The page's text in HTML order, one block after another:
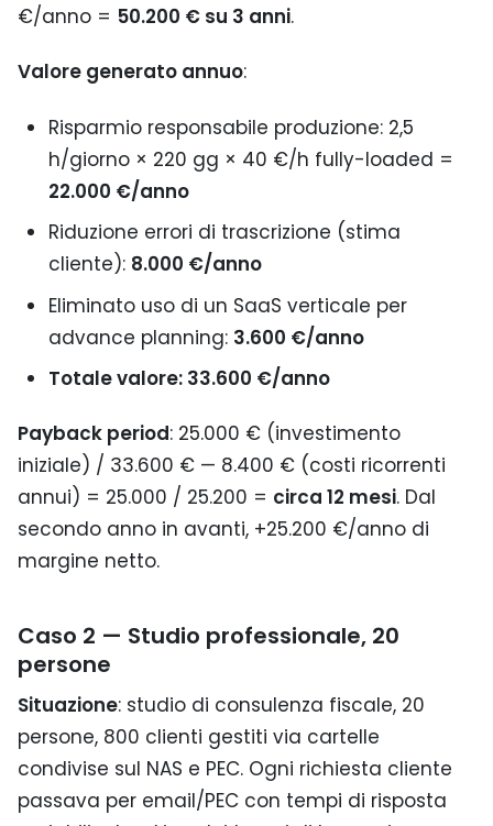
€/anno = 50.200 € su 3 anni.
Valore generato annuo:
Risparmio responsabile produzione: 2,5
h/giorno × 220 gg × 40 €/h fully-loaded =
22.000 €/anno
Riduzione errori di trascrizione (stima
cliente): 8.000 €/anno
Eliminato uso di un SaaS verticale per
advance planning: 3.600 €/anno
Totale valore: 33.600 €/anno
Payback period: 25.000 € (investimento
iniziale) / 33.600 € — 8.400 € (costi ricorrenti
annui) = 25.000 / 25.200 = circa 12 mesi. Dal
secondo anno in avanti, +25.200 €/anno di
margine netto.
Caso 2 — Studio professionale, 20
persone
Situazione: studio di consulenza fiscale, 20
persone, 800 clienti gestiti via cartelle
condivise sul NAS e PEC. Ogni richiesta cliente
passava per email/PEC con tempi di risposta